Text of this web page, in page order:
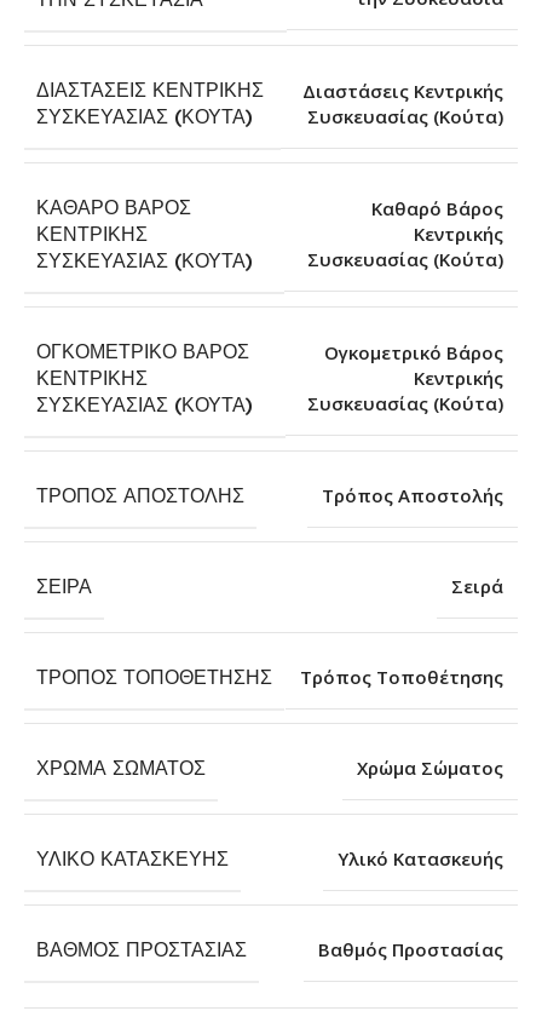
ΔΙΑΣΤΆΣΕΙΣ ΚΕΝΤΡΙΚΉΣ
ΣΥΣΚΕΥΑΣΊΑΣ (ΚΟΎΤΑ)
Διαστάσεις Κεντρικής
Συσκευασίας (Κούτα)
ΚΑΘΑΡΌ ΒΆΡΟΣ
ΚΕΝΤΡΙΚΉΣ
ΣΥΣΚΕΥΑΣΊΑΣ (ΚΟΎΤΑ)
Καθαρό Βάρος
Κεντρικής
Συσκευασίας (Κούτα)
ΟΓΚΟΜΕΤΡΙΚΌ ΒΆΡΟΣ
ΚΕΝΤΡΙΚΉΣ
ΣΥΣΚΕΥΑΣΊΑΣ (ΚΟΎΤΑ)
Ογκομετρικό Βάρος
Κεντρικής
Συσκευασίας (Κούτα)
ΤΡΌΠΟΣ ΑΠΟΣΤΟΛΉΣ Τρόπος Αποστολής
ΣΕΙΡΆ Σειρά
ΤΡΌΠΟΣ ΤΟΠΟΘΈΤΗΣΗΣ Τρόπος Τοποθέτησης
ΧΡΏΜΑ ΣΏΜΑΤΟΣ Χρώμα Σώματος
ΥΛΙΚΌ ΚΑΤΑΣΚΕΥΉΣ Υλικό Κατασκευής
ΒΑΘΜΌΣ ΠΡΟΣΤΑΣΊΑΣ Βαθμός Προστασίας